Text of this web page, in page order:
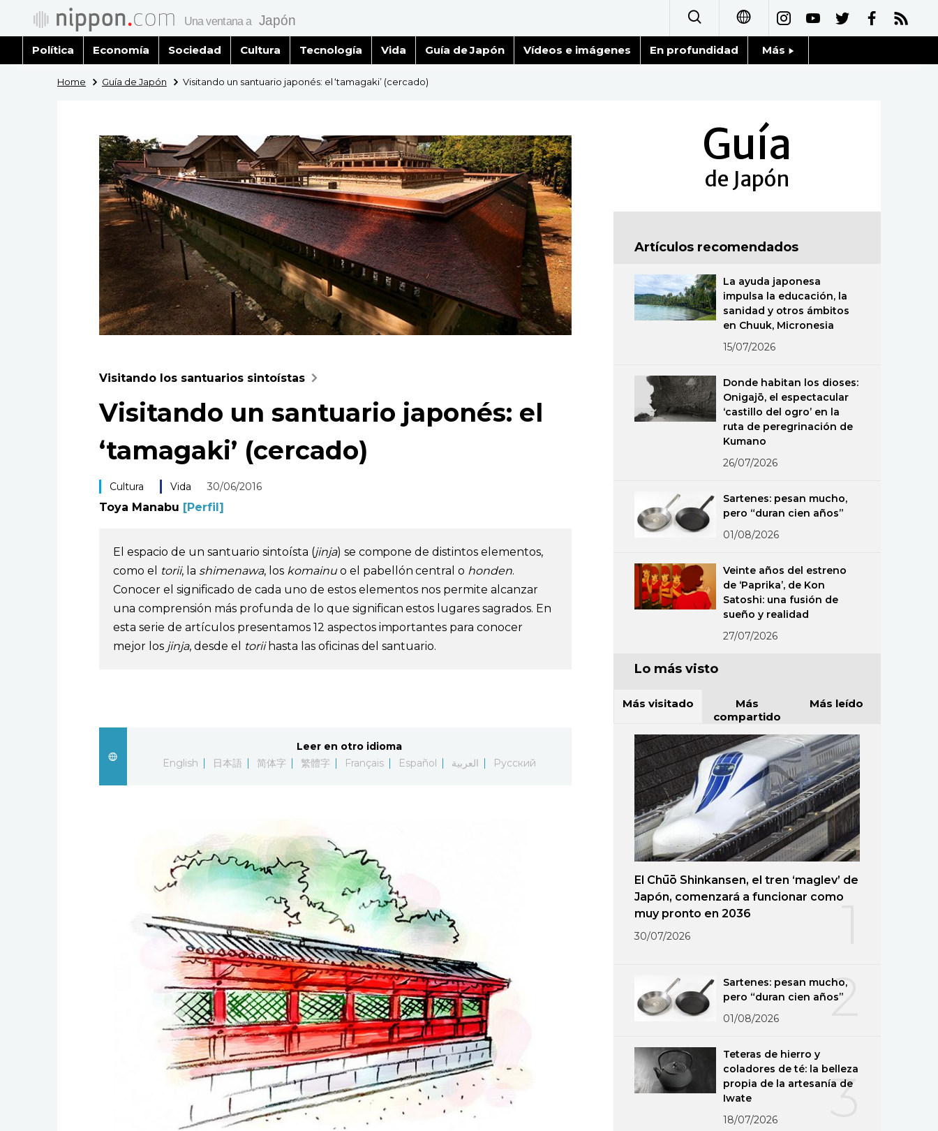
日本語
简体字
繁體字
Français
Política Economía Sociedad Cultura Tecnología Vida Guía de Japón Vídeos e imágenes En profundidad Más
Fragmentos de Japón
Gente
Avisos
Home Guía de Japón Visitando un santuario japonés: el ‘tamagaki’ (cercado)
Visitando los santuarios sintoístas
Visitando un santuario japonés: el
‘tamagaki’ (cercado)
Cultura Vida 30/06/2016
Toya Manabu [Perfil]
El espacio de un santuario sintoísta (jinja) se compone de distintos elementos,
como el
torii, la shimenawa, los komainuo el pabellón central o honden.
Conocer el significado de cada uno de estos elementos nos permite alcanzar
una comprensión más profunda de lo que significan estos lugares sagrados. En
esta serie de artículos presentamos 12 aspectos importantes para conocer
mejor los jinja, desde el toriihasta las oficinas del santuario.
Leer en otro idioma
English
日本語 简体字 繁體字 Français Español العربية Русский
Guía
de Japón
Artículos recomendados
La ayuda japonesa
impulsa la educación, la
sanidad y otros ámbitos
en Chuuk, Micronesia
15/07/2026
Donde habitan los dioses:
Onigajō, el espectacular
‘castillo del ogro’ en la
ruta de peregrinación de
Kumano
26/07/2026
Sartenes: pesan mucho,
pero “duran cien años”
01/08/2026
Veinte años del estreno
de ‘Paprika’, de Kon
Satoshi: una fusión de
sueño y realidad
27/07/2026
Lo más visto
Más visitado
Más
compartido
Más leído
El Chūō Shinkansen, el tren ‘maglev’ de
Japón, comenzará a funcionar como
muy pronto en 2036
30/07/2026
2
Sartenes: pesan mucho,
pero “duran cien años”
01/08/2026
3
Teteras de hierro y
coladores de té: la belleza
propia de la artesanía de
Iwate
18/07/2026